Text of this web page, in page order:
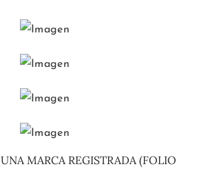
MARCA REGISTRADA (FOLIO